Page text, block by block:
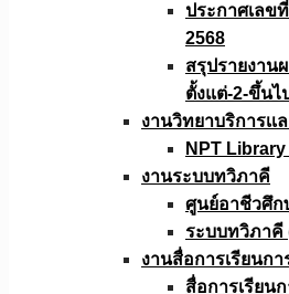
ประกาศเลข
2568
สรุปรายงาน
ตั้งแต่-2-ขึ้นไป
งานวิทยาบริการเเ
NPT
งานระบบทวิภาคี
ศูนย์อาชีวศึ
ระบบทวิภาคี
งานสื่อการเรียนก
สื่อการเรียน